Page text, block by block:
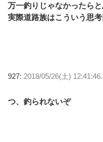
万一釣りじゃなかったら
実際道路族はこういう思
927: 2018/05/26(土)
つ、釣られないぞ